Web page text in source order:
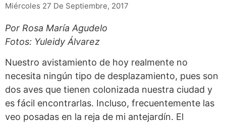
Miércoles 27 De Septiembre, 2017
Por Rosa María Agudelo
Fotos: Yuleidy Álvarez
Nuestro avistamiento de hoy realmente no
necesita ningún tipo de desplazamiento, pues son
dos aves que tienen colonizada nuestra ciudad y
es fácil encontrarlas. Incluso, frecuentemente las
veo posadas en la reja de mi antejardín. El